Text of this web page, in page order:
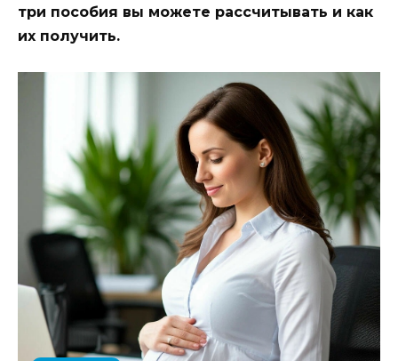
три пособия вы можете рассчитывать и как
их получить.